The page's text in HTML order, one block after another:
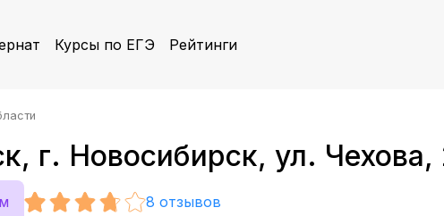
Курсы по ЕГЭ Рейтинги
г. Новосибирск, ул. Чехова,
8 отзывов